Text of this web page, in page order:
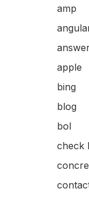
amp
apple
bing
blog
bol
check